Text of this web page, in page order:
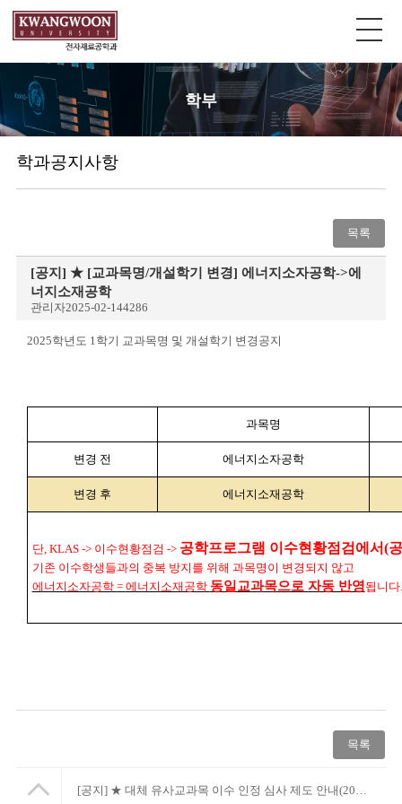
학부
학과공지사항
목록
[공지] ★ [교과목명/개설학기 변경] 에너지소자공학->에
너지소재공학
관리자2025-02-144286
2025학년도 1학기 교과목명 및 개설학기 변경공지
과목명
변경 전 에너지소자공학
변경 후 에너지소재공학
단, KLAS -> 이수현황점검 -> 공학프로그램 이수현황점검에서(
기존 이수학생들과의 중복 방지를 위해 과목명이 변경되지 않고
에너지소자공학 = 에너지소재공학 동일교과목으로 자동 반영됩니다.
목록
[공지] ★ 대체 유사교과목 이수 인정 심사 제도 안내(2026년 3월~) ★